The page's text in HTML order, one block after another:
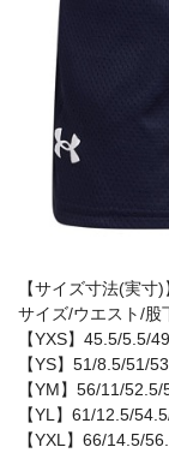
【サイズ寸法(実寸)
サイズ/ウエスト/股
【YXS】45.5/5.5/
【YS】51/8.5/51/
【YM】56/11/
【YL】61/12.5/
【YXL】66/14.5/